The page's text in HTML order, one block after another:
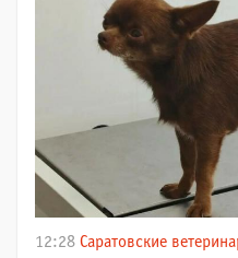
12:28 Саратовские